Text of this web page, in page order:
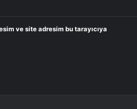
ve site adresim bu tarayıcıya